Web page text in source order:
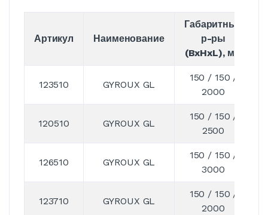
Артикул Наименование
Габаритные
р-ры
(BxHxL), мм
123510 GYROUX GL
150 / 150 /
2000
120510 GYROUX GL
150 / 150 /
2500
126510 GYROUX GL
150 / 150 /
3000
123710 GYROUX GL
150 / 150 /
2000